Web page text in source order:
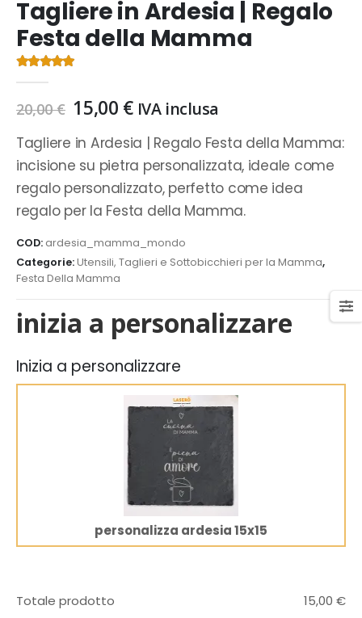
Tagliere in Ardesia | Regalo
Festa della Mamma
20,00€ Il
prezzo
originale
era:
20,00 €.
15,00 €Il
attuale
è:
15,00 €.
IVA inclusa
Tagliere in Ardesia | Regalo Festa della Mamma:
incisione su pietra personalizzata, ideale come
regalo personalizzato, perfetto come idea
regalo per la Festa della Mamma.
COD: ardesia_mamma_mondo
Categorie:Utensili, Taglieri e Sottobicchieri per la Mamma,
Festa Della Mamma
inizia a personalizzare
Inizia a personalizzare
personalizza ardesia 15x15
Totale prodotto 15,00 €